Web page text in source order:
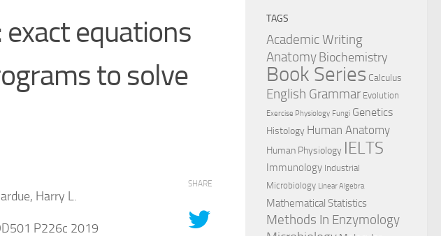
exact equations
to solve
Harry L.
P226c 2019
SHARE
TAGS
Academic Writing
AnatomyBiochemistry
Book Series Calculus
English Grammar Evolution
Exercise Physiology Fungi Genetics
Histology Human Anatomy
Human Physiology IELTS
Immunology Industrial
Microbiology Linear Algebra
Mathematical Statistics
Methods In Enzymology